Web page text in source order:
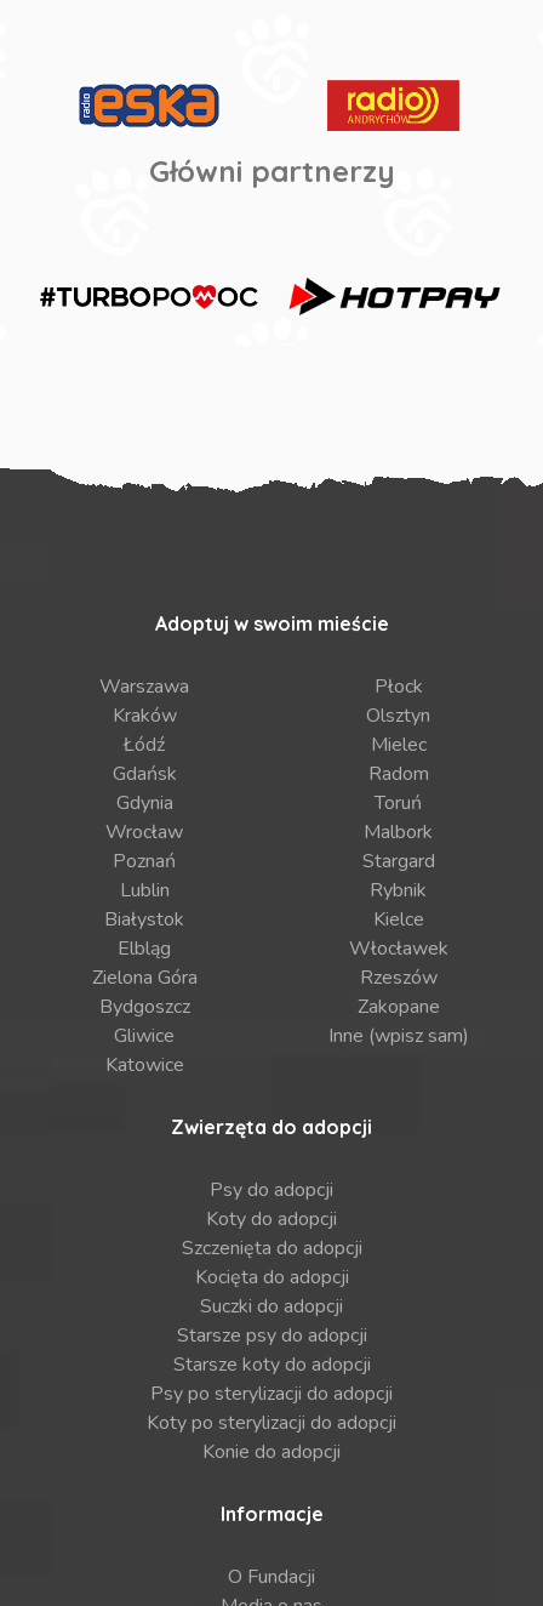
Główni partnerzy
Adoptuj w swoim mieście
Warszawa
Kraków
Łódź
Gdańsk
Gdynia
Wrocław
Poznań
Lublin
Białystok
Elbląg
Zielona Góra
Bydgoszcz
Gliwice
Katowice
Płock
Olsztyn
Mielec
Radom
Toruń
Malbork
Stargard
Rybnik
Kielce
Włocławek
Rzeszów
Zakopane
Inne (wpisz sam)
Zwierzęta do adopcji
Psy do adopcji
Koty do adopcji
Szczenięta do adopcji
Kocięta do adopcji
Suczki do adopcji
Starsze psy do adopcji
Starsze koty do adopcji
Psy po sterylizacji do adopcji
Koty po sterylizacji do adopcji
Konie do adopcji
Informacje
O Fundacji